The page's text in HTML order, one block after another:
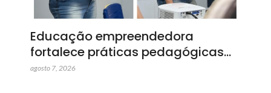
Educação empreendedora
fortalece práticas pedagógicas…
agosto 7, 2026